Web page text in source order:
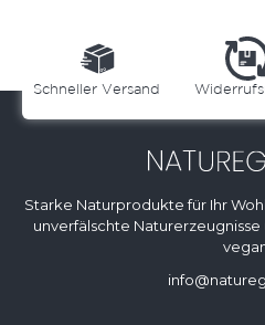
Schneller Versand
Starke Naturprodukte für Ihr
unverfälschte Naturerzeugnisse